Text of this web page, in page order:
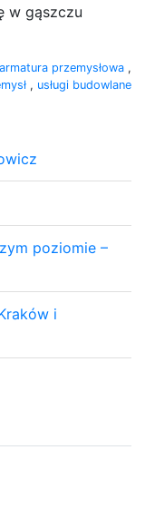
w gąszczu
armatura przemysłowa ,
, usługi budowlane
poziomie –
i